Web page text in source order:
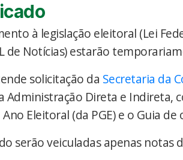
à legislação eleitoral (Lei
de Notícias) estarão
solicitação da Secretaria da
Administração Direta e Indireta,
Eleitoral (da PGE) e o Guia
serão veiculadas apenas notas